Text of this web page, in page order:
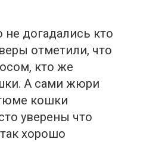
догадались кто
отметили, что
кто же
А сами жюри
кошки
уверены что
хорошо